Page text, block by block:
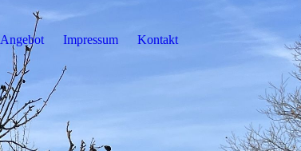
Angebot Impressum Kontakt